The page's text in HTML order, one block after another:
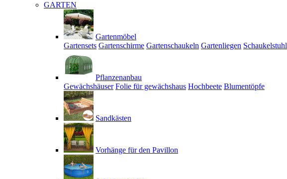
GARTEN
Gartenmöbel
Gartensets Gartenschirme Gartenschaukeln Gartenliegen Schaukelstuhl
Pflanzenanbau
Gewächshäuser Folie für gewächshaus Hochbeete Blumentöpfe
Sandkästen
Vorhänge für den Pavillon